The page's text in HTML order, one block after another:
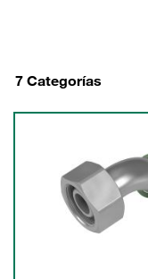
7 Categorías